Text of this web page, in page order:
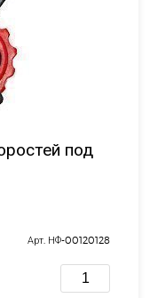
под
Арт. НФ-00120128